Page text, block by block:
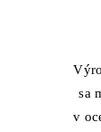
sa
v